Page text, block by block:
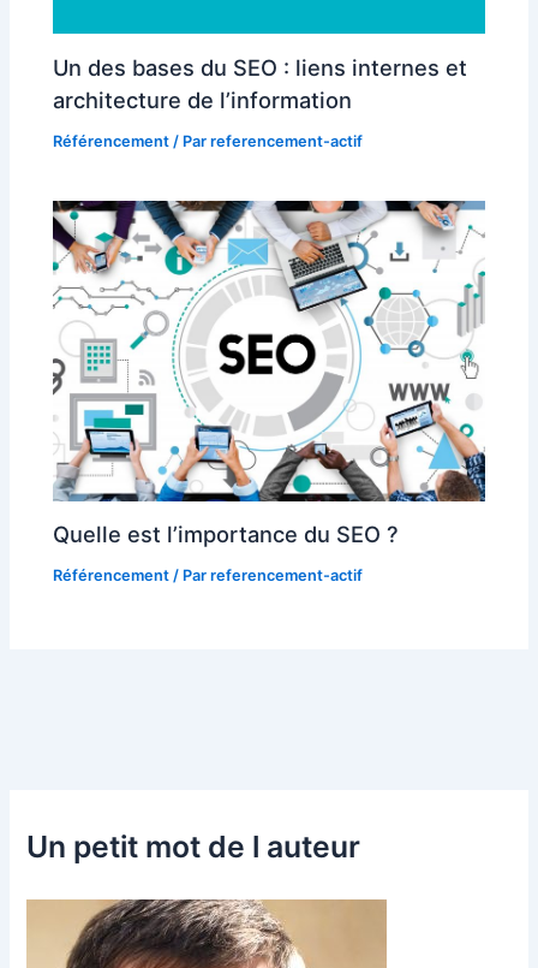
Un des bases du SEO : liens internes et
architecture de l’information
Référencement / Parreferencement-actif
Quelle est l’importance du SEO ?
Référencement / Parreferencement-actif
Un petit mot de l auteur